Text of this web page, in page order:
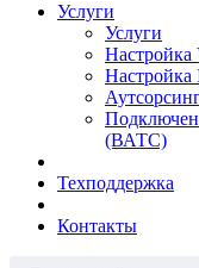
Услуги
Услуги
Настройка
(ВАТС)
Техподдержка
Контакты